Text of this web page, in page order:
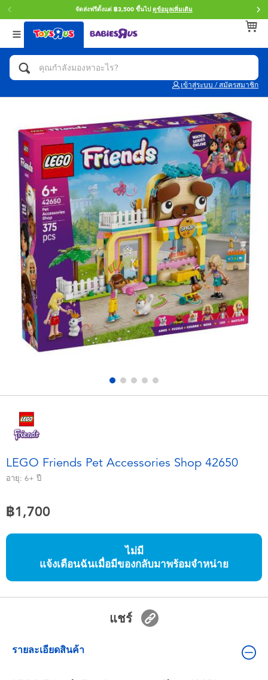
จัดส่งฟรีตั้งแต่ ฿3,500 ขึ้นไป ดูข้อมูลเพิ่มเติม
เข้าสู่ระบบ / สมัครสมาชิก
กลับ
หมวดหมู่
แอคชั่นฟิกเกอร์ และการสวมบทบาทเป็นฮีโร่
ตัวต่อและ LEGO
รถของเล่น, รถบรรทุกของเล่น, รถไฟของเล่น
และรีโมทบังคับ
กิจกรรมและงานคราฟท์
ตุ๊กตาและของสะสม
อุปกรณ์อิเล็คทรอนิกส์
เกมและพัซเซิล
ของเล่นเพื่อการเรียนรู้
กิจกรรมกลางแจ้งและกีฬา
ของเล่นนุ่มนิ่ม
ไอเทมฤดูร้อน
ของเล่นสำหรับเด็กทารกและวัยหัดเดิน
แบตเตอรี่
Nintendo Switch
กล่องสุ่ม
กลับ
แบรนด์
Toy Story ทอย สตอรี่
Star Wars
LEGOเลโก้
Blokees บล็อคคีส์
Zuru ซูรู
X-Shot
playpop
Barbie บาร์บี้
กลับ
Age
0~2 ปี
5~7 ปี
8~11 ปี
12~14 ปี
14+ ปี
LEGO Friends Pet Accessories Shop 42650
อายุ: 6+ ปี
฿1,700
ไม่มี
แจ้งเตือนฉันเมื่อมีของกลับมาพร้อมจำหน่าย
แชร์
รายละเอียดสินค้า